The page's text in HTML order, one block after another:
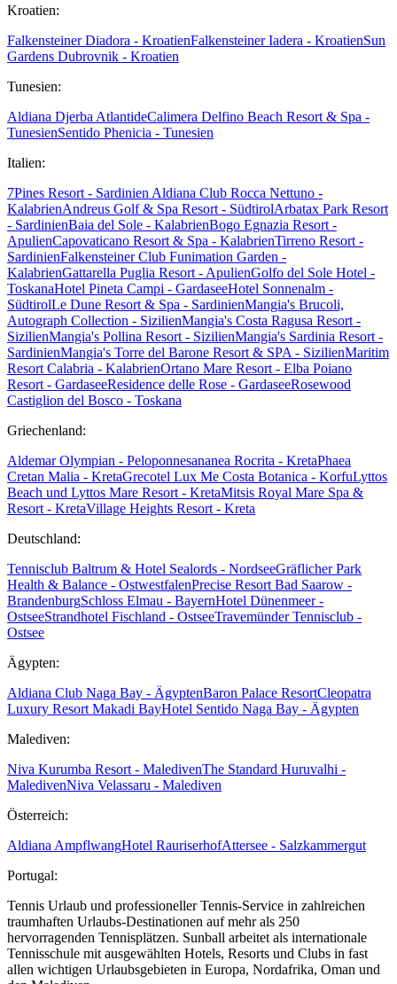
Kroatien:
Falkensteiner Diadora - KroatienFalkensteiner Iadera - KroatienSun
Gardens Dubrovnik - Kroatien
Tunesien:
Aldiana Djerba AtlantideCalimera Delfino Beach Resort & Spa -
TunesienSentido Phenicia - Tunesien
Italien:
7Pines Resort - Sardinien Aldiana Club Rocca Nettuno -
KalabrienAndreus Golf & Spa Resort - SüdtirolArbatax Park Resort
- SardinienBaia del Sole - KalabrienBogo Egnazia Resort -
ApulienCapovaticano Resort & Spa - KalabrienTirreno Resort -
SardinienFalkensteiner Club Funimation Garden -
KalabrienGattarella Puglia Resort - ApulienGolfo del Sole Hotel -
ToskanaHotel Pineta Campi - GardaseeHotel Sonnenalm -
SüdtirolLe Dune Resort & Spa - SardinienMangia's Brucoli,
Autograph Collection - SizilienMangia's Costa Ragusa Resort -
SizilienMangia's Pollina Resort - SizilienMangia's Sardinia Resort -
SardinienMangia's Torre del Barone Resort & SPA - SizilienMaritim
Resort Calabria - KalabrienOrtano Mare Resort - Elba Poiano
Resort - GardaseeResidence delle Rose - GardaseeRosewood
Castiglion del Bosco - Toskana
Griechenland:
Aldemar Olympian - Peloponnesananea Rocrita - KretaPhaea
Cretan Malia - KretaGrecotel Lux Me Costa Botanica - KorfuLyttos
Beach und Lyttos Mare Resort - KretaMitsis Royal Mare Spa &
Resort - KretaVillage Heights Resort - Kreta
Deutschland:
Tennisclub Baltrum & Hotel Sealords - NordseeGräflicher Park
Health & Balance - OstwestfalenPrecise Resort Bad Saarow -
BrandenburgSchloss Elmau - BayernHotel Dünenmeer -
OstseeStrandhotel Fischland - OstseeTravemünder Tennisclub -
Ostsee
Ägypten:
Aldiana Club Naga Bay - ÄgyptenBaron Palace ResortCleopatra
Luxury Resort Makadi BayHotel Sentido Naga Bay - Ägypten
Malediven:
Niva Kurumba Resort - MaledivenThe Standard Huruvalhi -
MaledivenNiva Velassaru - Malediven
Österreich:
Aldiana AmpflwangHotel RauriserhofAttersee - Salzkammergut
Portugal:
Tennis Urlaub und professioneller Tennis-Service in zahlreichen
traumhaften Urlaubs-Destinationen auf mehr als 250
hervorragenden Tennisplätzen. Sunball arbeitet als internationale
Tennisschule mit ausgewählten Hotels, Resorts und Clubs in fast
allen wichtigen Urlaubsgebieten in Europa, Nordafrika, Oman und